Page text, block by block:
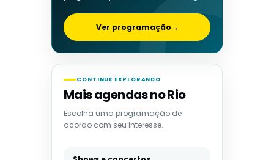
Ver programação→
CONTINUE EXPLORANDO
Mais agendas no Rio
Escolha uma programação de
acordo com seu interesse.